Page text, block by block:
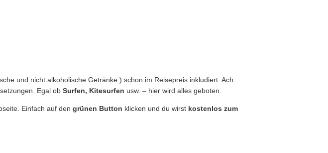
und nicht alkoholische Getränke ) schon im Reisepreis inkludiert. Ach
Egal ob Surfen, Kitesurfen usw. – hier wird alles geboten.
Einfach auf den grünen Button klicken und du wirst kostenlos zum